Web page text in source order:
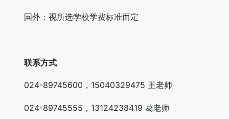
国外：视所选学校学费标准而定
联系方式
024-89745600，15040329475 王老师
024-89745555，13124238419 葛老师